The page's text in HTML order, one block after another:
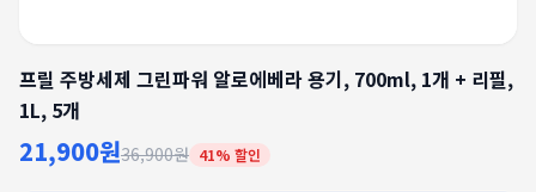
프릴 주방세제 그린파워 알로에베라 용기, 700ml, 1개 + 리필,
1L, 5개
21,900원36,900원 41% 할인